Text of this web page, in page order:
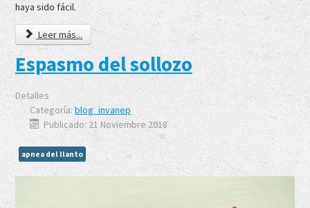
haya sido fácil.
Leer más...
Espasmo del sollozo
Detalles
Categoría: blog_invanep
Publicado: 21 Noviembre 2018
apnea del llanto